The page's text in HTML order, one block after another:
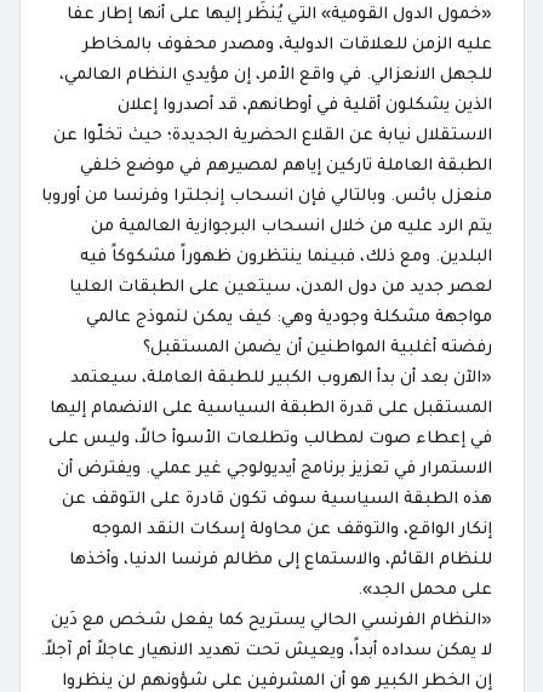
«خمول الدول القومية» التي يُنظَر إليها على أنها إطار عفا
عليه الزمن للعلاقات الدولية، ومصدر محفوف بالمخاطر
للجهل الانعزالي. في واقع الأمر، إن مؤيدي النظام العالمي،
الذين يشكلون أقلية في أوطانهم، قد أصدروا إعلان
الاستقلال نيابة عن القلاع الحضرية الجديدة؛ حيث تخلّوا عن
الطبقة العاملة تاركين إياهم لمصيرهم في موضع خلفي
منعزل بائس. وبالتالي فإن انسحاب إنجلترا وفرنسا من أوروبا
يتم الرد عليه من خلال انسحاب البرجوازية العالمية من
البلدين. ومع ذلك، فبينما ينتظرون ظهوراً مشكوكاً فيه
لعصر جديد من دول المدن، سيتعين على الطبقات العليا
مواجهة مشكلة وجودية وهي: كيف يمكن لنموذج عالمي
رفضته أغلبية المواطنين أن يضمن المستقبل؟
«الآن بعد أن بدأ الهروب الكبير للطبقة العاملة، سيعتمد
المستقبل على قدرة الطبقة السياسية على الانضمام إليها
في إعطاء صوت لمطالب وتطلعات الأسوأ حالاً، وليس على
الاستمرار في تعزيز برنامج أيديولوجي غير عملي. ويفترض أن
هذه الطبقة السياسية سوف تكون قادرة على التوقف عن
إنكار الواقع، والتوقف عن محاولة إسكات النقد الموجه
للنظام القائم، والاستماع إلى مظالم فرنسا الدنيا، وأخذها
على محمل الجد».
«النظام الفرنسي الحالي يستريح كما يفعل شخص مع دَين
لا يمكن سداده أبداً، ويعيش تحت تهديد الانهيار عاجلاً أم آجلاً.
إن الخطر الكبير هو أن المشرفين على شؤونهم لن ينظروا